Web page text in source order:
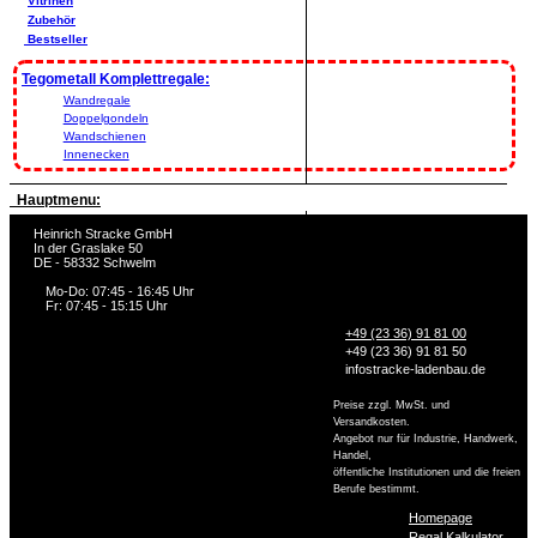
Zubehör
Bestseller
Tegometall Komplettregale:
Wandregale
Doppelgondeln
Wandschienen
Innenecken
Hauptmenu:
Heinrich Stracke GmbH
In der Graslake 50
DE - 58332 Schwelm
Mo-Do: 07:45 - 16:45 Uhr
Fr: 07:45 - 15:15 Uhr
+49 (23 36) 91 81 00
+49 (23 36) 91 81 50
infostracke-ladenbau.de
Preise zzgl. MwSt. und
Versandkosten.
Angebot nur für Industrie, Handwerk,
Handel,
öffentliche Institutionen und die freien
Berufe bestimmt.
Homepage